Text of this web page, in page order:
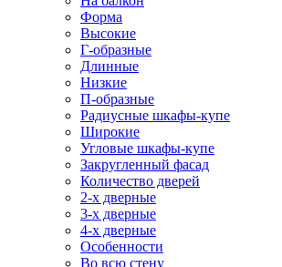
Форма
Высокие
Г-образные
Длинные
Низкие
П-образные
Радиусные шкафы-купе
Широкие
Угловые шкафы-купе
Закругленный фасад
Количество дверей
2-х дверные
3-х дверные
4-х дверные
Особенности
Во всю стену